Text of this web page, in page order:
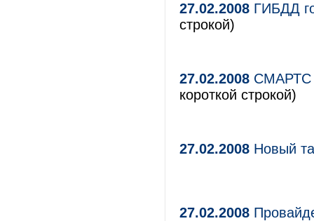
27.02.2008 ГИБДД
строкой)
27.02.2008 СМАРТС
короткой строкой)
27.02.2008 Новый
27.02.2008